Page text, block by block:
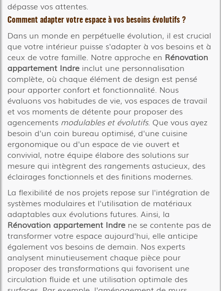
dépasse vos attentes.
Comment adapter votre espace à vos besoins évolutifs ?
Dans un monde en perpétuelle évolution, il est crucial
que votre intérieur puisse s'adapter à vos besoins et à
ceux de votre famille. Notre approche en Rénovation
appartement Indre inclut une personnalisation
complète, où chaque élément de design est pensé
pour apporter confort et fonctionnalité. Nous
évaluons vos habitudes de vie, vos espaces de travail
et vos moments de détente pour proposer des
agencements modulables et évolutifs. Que vous ayez
besoin d'un coin bureau optimisé, d'une cuisine
ergonomique ou d'un espace de vie ouvert et
convivial, notre équipe élabore des solutions sur
mesure qui intègrent des rangements astucieux, des
éclairages fonctionnels et des finitions modernes.
La flexibilité de nos projets repose sur l'intégration de
systèmes modulaires et l'utilisation de matériaux
adaptables aux évolutions futures. Ainsi, la
Rénovation appartement Indre ne se contente pas de
transformer votre espace aujourd'hui, elle anticipe
également vos besoins de demain. Nos experts
analysent minutieusement chaque pièce pour
proposer des transformations qui favorisent une
circulation fluide et une utilisation optimale des